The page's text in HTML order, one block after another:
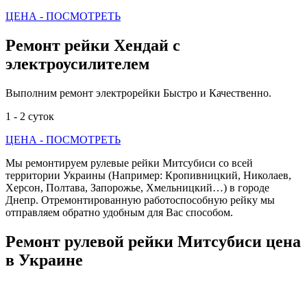
ЦЕНА - ПОСМОТРЕТЬ
Ремонт рейки Хендай с
электроусилителем
Выполним ремонт электрорейки Быстро и Качественно.
1 - 2 суток
ЦЕНА - ПОСМОТРЕТЬ
Мы ремонтируем рулевые рейки Митсубиси со всей
территории Украины (Например: Кропивницкий, Николаев,
Херсон, Полтава, Запорожье, Хмельницкий…) в городе
Днепр. Отремонтированную работоспособную рейку мы
отправляем обратно удобным для Вас способом.
Ремонт рулевой рейки Митсубиси цена
в Украине